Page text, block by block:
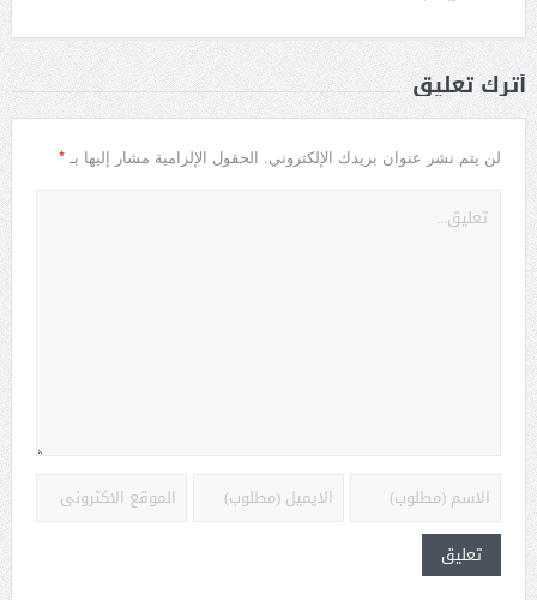
أترك تعليق
لن يتم نشر عنوان بريدك الإلكتروني. الحقول الإلزامية مشار إليها بـ *